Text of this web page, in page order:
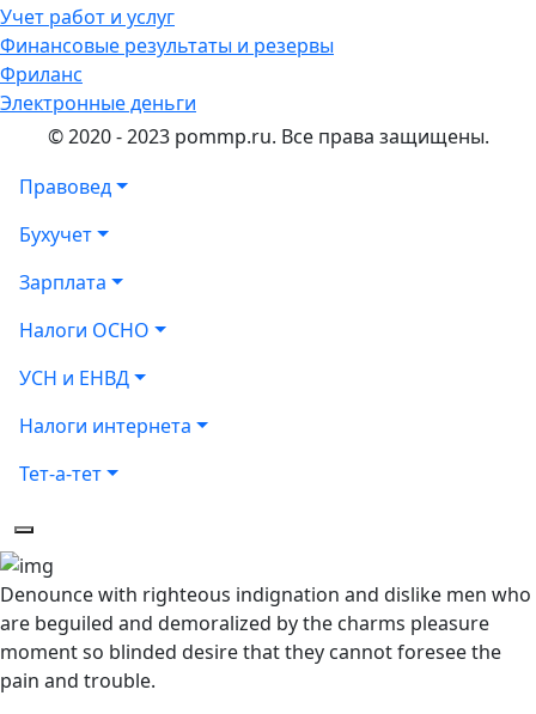
Учет работ и услуг
Финансовые результаты и резервы
Фриланс
Электронные деньги
© 2020 - 2023 pommp.ru. Все права защищены.
Правовед
Бухучет
Зарплата
Налоги ОСНО
УСН и ЕНВД
Налоги интернета
Тет-а-тет
Denounce with righteous indignation and dislike men who
are beguiled and demoralized by the charms pleasure
moment so blinded desire that they cannot foresee the
pain and trouble.